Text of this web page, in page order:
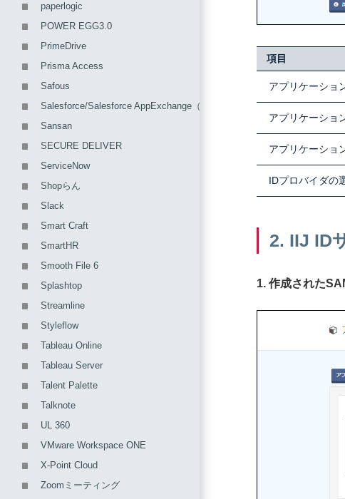
項目
アプリケーショ
アプリケーショ
アプリケーショ
IDプロバイダの
2. IIJ ID
1. 作成された
paperlogic
POWER EGG3.0
PrimeDrive
Prisma Access
Safous
Salesforce/Salesforce AppExchange（Team Spiritなど）
Sansan
SECURE DELIVER
ServiceNow
Shopらん
Slack
Smart Craft
SmartHR
Smooth File 6
Splashtop
Streamline
Styleflow
Tableau Online
Tableau Server
Talent Palette
Talknote
UL 360
VMware Workspace ONE
X-Point Cloud
Zoomミーティング